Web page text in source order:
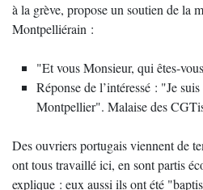
à la grève, propose un soutien de la
Montpelliérain :
"Et vous Monsieur, qui êtes-
Réponse de l’intéressé : "Je
Montpellier". Malaise des
Des ouvriers portugais viennent de
ont tous travaillé ici, en sont partis
explique : eux aussi ils ont été